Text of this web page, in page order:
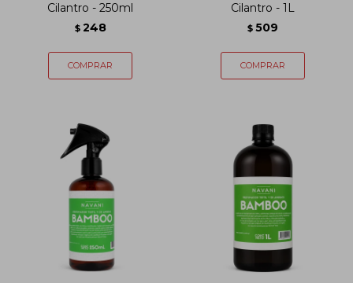
Cilantro - 250ml
$ 248
Cilantro - 1L
$ 509